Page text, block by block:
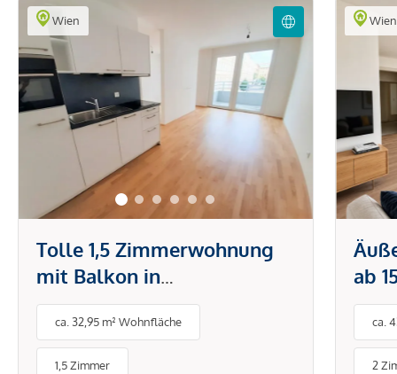
Wien
Tolle 1,5 Zimmerwohnung
mit Balkon in
ausgezeichneter Lage und
optimaler
Verkehrsanbindung
ca. 32,95 m² Wohnfläche
1,5 Zimmer
Wien
ab
mit
ca.
2